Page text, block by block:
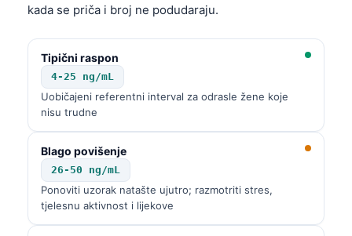
kada se priča i broj ne podudaraju.
Tipični raspon
4-25 ng/mL
Uobičajeni referentni interval za odrasle žene koje
nisu trudne
Blago povišenje
26-50 ng/mL
Ponoviti uzorak natašte ujutro; razmotriti stres,
tjelesnu aktivnost i lijekove
Afrikaans
Монгол
ພາສາລາວ
Basa Jawa
Cebuano
ئۇيغۇرچە
Кыргызча
Татар теле
Беларуская мова